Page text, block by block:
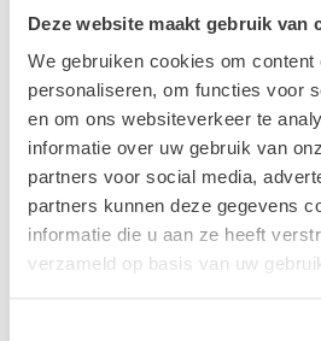
Deze website maakt gebruik van
We gebruiken cookies om content
personaliseren, om functies voor
en om ons websiteverkeer te
informatie over uw gebruik van
partners voor social media,
partners kunnen deze gegevens
informatie die u aan ze heeft
verzameld op basis van uw